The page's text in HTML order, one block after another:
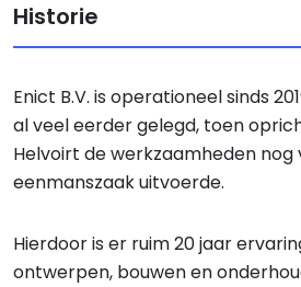
Historie
Enict B.V. is operationeel sinds
al veel eerder gelegd, toen
Helvoirt de werkzaamheden nog
eenmanszaak uitvoerde.
Hierdoor is er ruim 20 jaar
ontwerpen, bouwen en